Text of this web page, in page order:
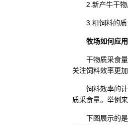
2.新产牛干物质
3.粗饲料的质
牧场如何应用
干物质采食量
关注饲料效率更
饲料效率的计
质采食量。举例
下图展示的是